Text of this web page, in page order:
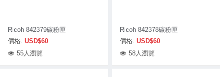
Ricoh 842379碳粉匣
價格: USD$60
55人瀏覽
Ricoh 842378碳粉匣
價格: USD$60
58人瀏覽